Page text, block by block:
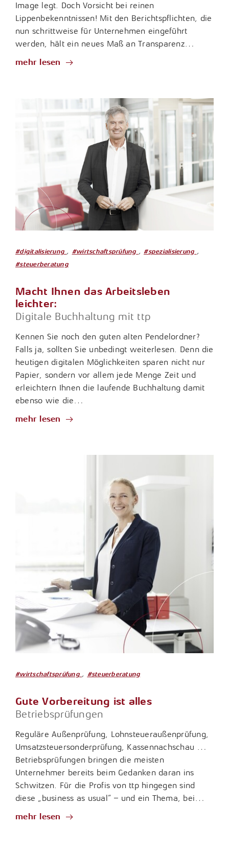
Image legt. Doch Vorsicht bei reinen
Lippenbekenntnissen! Mit den Berichtspflichten, die
nun schrittweise für Unternehmen eingeführt
werden, hält ein neues Maß an Transparenz…
mehr lesen
#digitalisierung , #wirtschaftsprüfung , #spezialisierung ,
#steuerberatung
Macht Ihnen das Arbeitsleben
leichter:
Digitale Buchhaltung mit ttp
Kennen Sie noch den guten alten Pendelordner?
Falls ja, sollten Sie unbedingt weiterlesen. Denn die
heutigen digitalen Möglichkeiten sparen nicht nur
Papier, sondern vor allem jede Menge Zeit und
erleichtern Ihnen die laufende Buchhaltung damit
ebenso wie die…
mehr lesen
#wirtschaftsprüfung , #steuerberatung
Gute Vorbereitung ist alles
Betriebsprüfungen
Reguläre Außenprüfung, Lohnsteueraußenprüfung,
Umsatzsteuersonderprüfung, Kassennachschau …
Betriebsprüfungen bringen die meisten
Unternehmer bereits beim Gedanken daran ins
Schwitzen. Für die Profis von ttp hingegen sind
diese „business as usual“ – und ein Thema, bei…
mehr lesen